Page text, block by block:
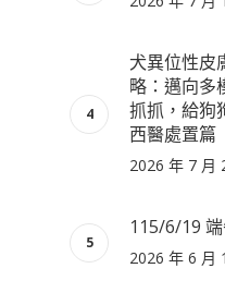
犬異位性皮
略：邁向多
抓抓，給狗
西醫處置篇
2026 年 7 月
115/6/19
2026 年 6 月